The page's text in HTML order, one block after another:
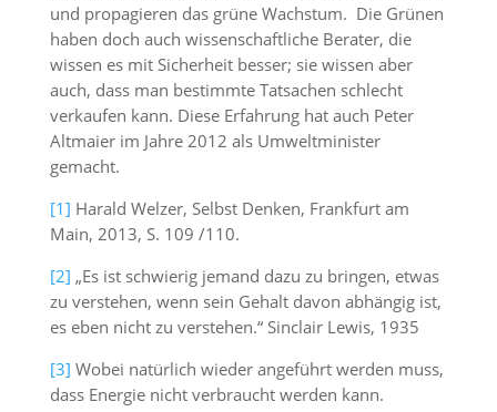
und propagieren das grüne Wachstum. Die Grünen
haben doch auch wissenschaftliche Berater, die
wissen es mit Sicherheit besser; sie wissen aber
auch, dass man bestimmte Tatsachen schlecht
verkaufen kann. Diese Erfahrung hat auch Peter
Altmaier im Jahre 2012 als Umweltminister
gemacht.
[1] Harald Welzer, Selbst Denken, Frankfurt am
Main, 2013, S. 109 /110.
[2] „Es ist schwierig jemand dazu zu bringen, etwas
zu verstehen, wenn sein Gehalt davon abhängig ist,
es eben nicht zu verstehen.“ Sinclair Lewis, 1935
[3] Wobei natürlich wieder angeführt werden muss,
dass Energie nicht verbraucht werden kann.